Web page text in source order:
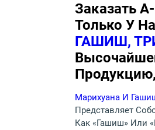
Заказать
Только У
ГАШИШ,
Марихуана И
Представляет
Как «гашиш» Или